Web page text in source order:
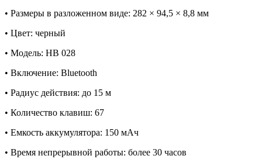
• Размеры в разложенном виде: 282 × 94,5 × 8,8 мм
• Цвет: черный
• Модель: HB 028
• Включение: Bluetooth
• Радиус действия: до 15 м
• Количество клавиш: 67
• Емкость аккумулятора: 150 мАч
• Время непрерывной работы: более 30 часов